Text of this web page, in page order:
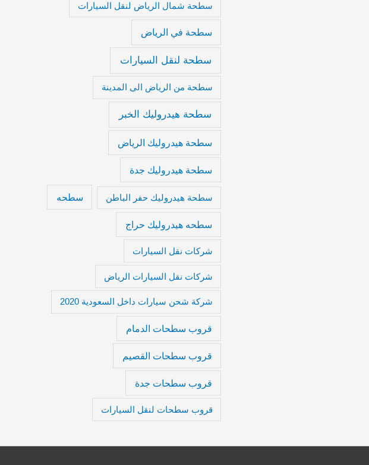
سطحة شمال الرياض لنقل السيارات
سطحة في الرياض
سطحة لنقل السيارات
سطحة من الرياض الى المدينة
سطحة هيدروليك الخبر
سطحة هيدروليك الرياض
سطحة هيدروليك جدة
سطحة هيدروليك حفر الباطن سطحه
سطحه هيدروليك حراج
شركات نقل السيارات
شركات نقل السيارات الرياض
شركة شحن سيارات داخل السعودية 2020
قروب سطحات الدمام
قروب سطحات القصيم
قروب سطحات جدة
قروب سطحات لنقل السيارات